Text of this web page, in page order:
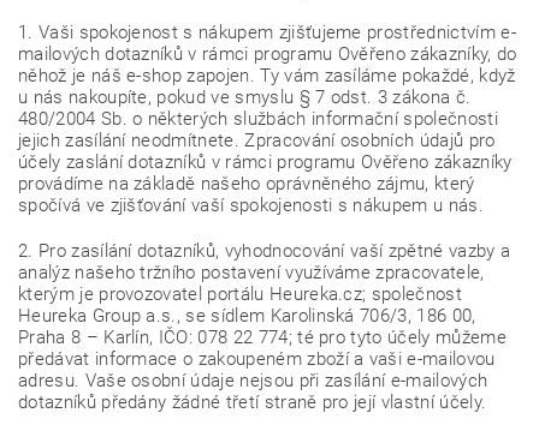
1. Vaši spokojenost s nákupem zjišťujeme prostřednictvím e-
mailových dotazníků v rámci programu Ověřeno zákazníky, do
něhož je náš e-shop zapojen. Ty vám zasíláme pokaždé, když
u nás nakoupíte, pokud ve smyslu § 7 odst. 3 zákona č.
480/2004 Sb. o některých službách informační společnosti
jejich zasílání neodmítnete. Zpracování osobních údajů pro
účely zaslání dotazníků v rámci programu Ověřeno zákazníky
provádíme na základě našeho oprávněného zájmu, který
spočívá ve zjišťování vaší spokojenosti s nákupem u nás.
2. Pro zasílání dotazníků, vyhodnocování vaší zpětné vazby a
analýz našeho tržního postavení využíváme zpracovatele,
kterým je provozovatel portálu Heureka.cz; společnost
Heureka Group a.s., se sídlem Karolinská 706/3, 186 00,
Praha 8 – Karlín, IČO: 078 22 774; té pro tyto účely můžeme
předávat informace o zakoupeném zboží a vaši e-mailovou
adresu. Vaše osobní údaje nejsou při zasílání e-mailových
dotazníků předány žádné třetí straně pro její vlastní účely.